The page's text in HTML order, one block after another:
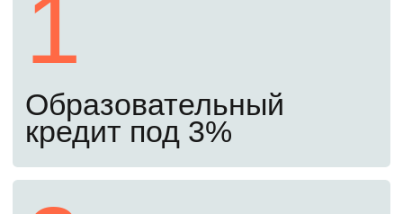
Оставьте заявку сегодня. Мы закрепим
расскажем, что и когда нужно сделать.
Откроем доступ к бесплатным материалам
подготовительного курса, чтобы вы могли
освежить знания перед экзаменами.
Сегодня